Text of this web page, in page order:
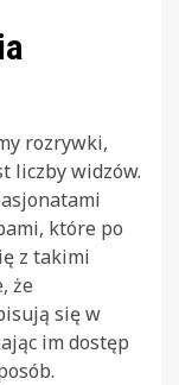
rozrywki,
liczby widzów.
które po
z takimi
że
się w
im dostęp